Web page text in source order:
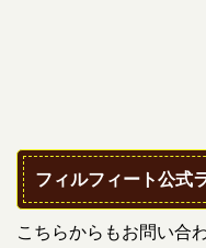
フィルフィート公式
こちらからもお問い合